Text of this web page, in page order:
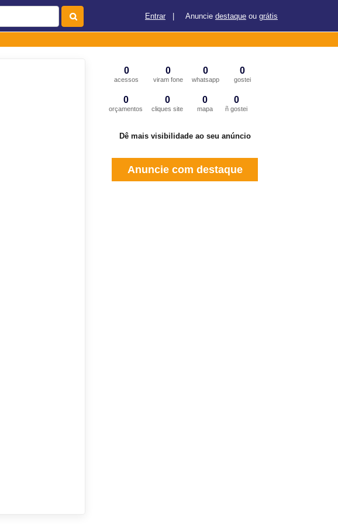
Entrar Anuncie destaque ou grátis
0
acessos
0
viram fone
0
whatsapp
0
gostei
0
orçamentos
0
cliques site
0
mapa
0
ñ gostei
Dê mais visibilidade ao seu anúncio
Anuncie com destaque